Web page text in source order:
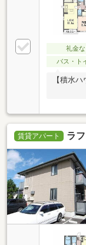
礼金な
バス・ト
【積水
賃貸アパート ラ